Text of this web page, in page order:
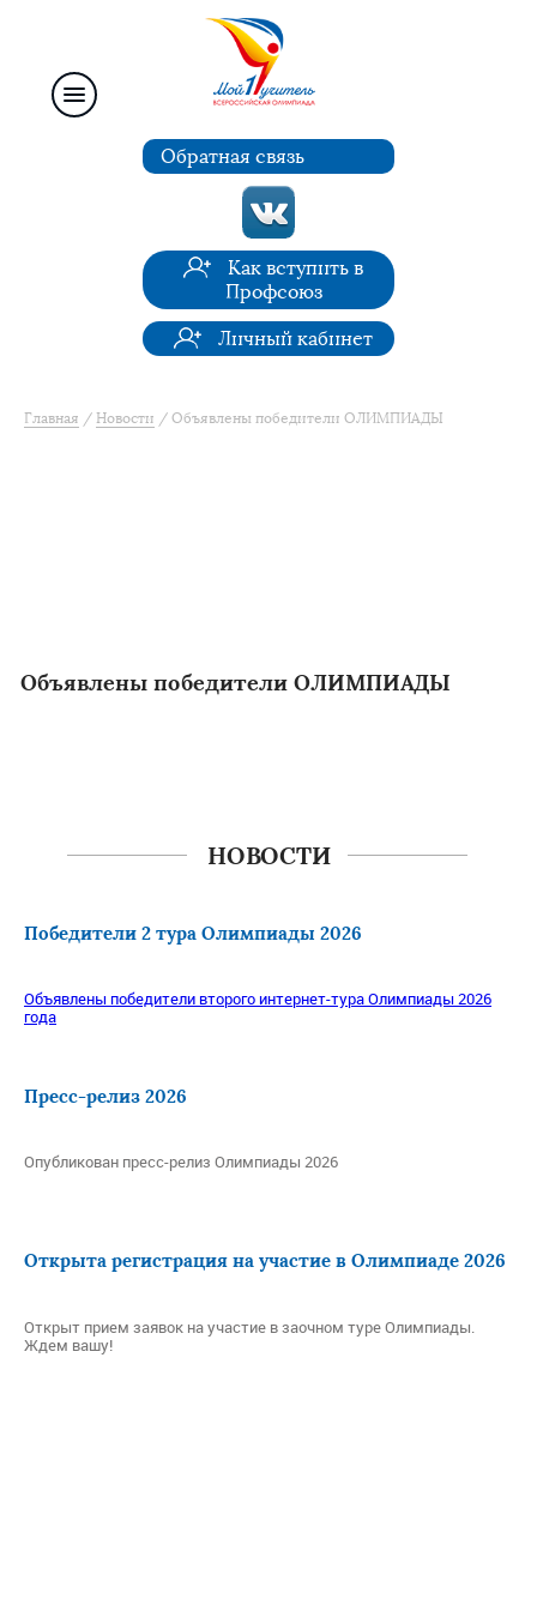
Обратная связь
Как вступить в
Профсоюз
Личный кабинет
Главная Новости Объявлены победители ОЛИМПИАДЫ
Объявлены победители ОЛИМПИАДЫ
НОВОСТИ
Победители 2 тура Олимпиады 2026
Объявлены победители второго интернет-тура Олимпиады 2026
года
Пресс-релиз 2026
Опубликован пресс-релиз Олимпиады 2026
Открыта регистрация на участие в Олимпиаде 2026
Открыт прием заявок на участие в заочном туре Олимпиады.
Ждем вашу!